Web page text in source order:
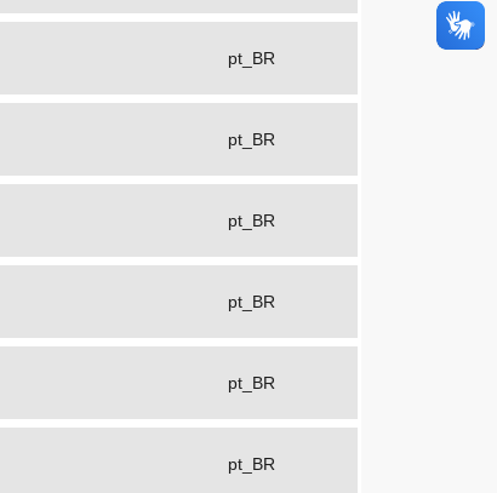
pt_BR
pt_BR
pt_BR
pt_BR
pt_BR
pt_BR